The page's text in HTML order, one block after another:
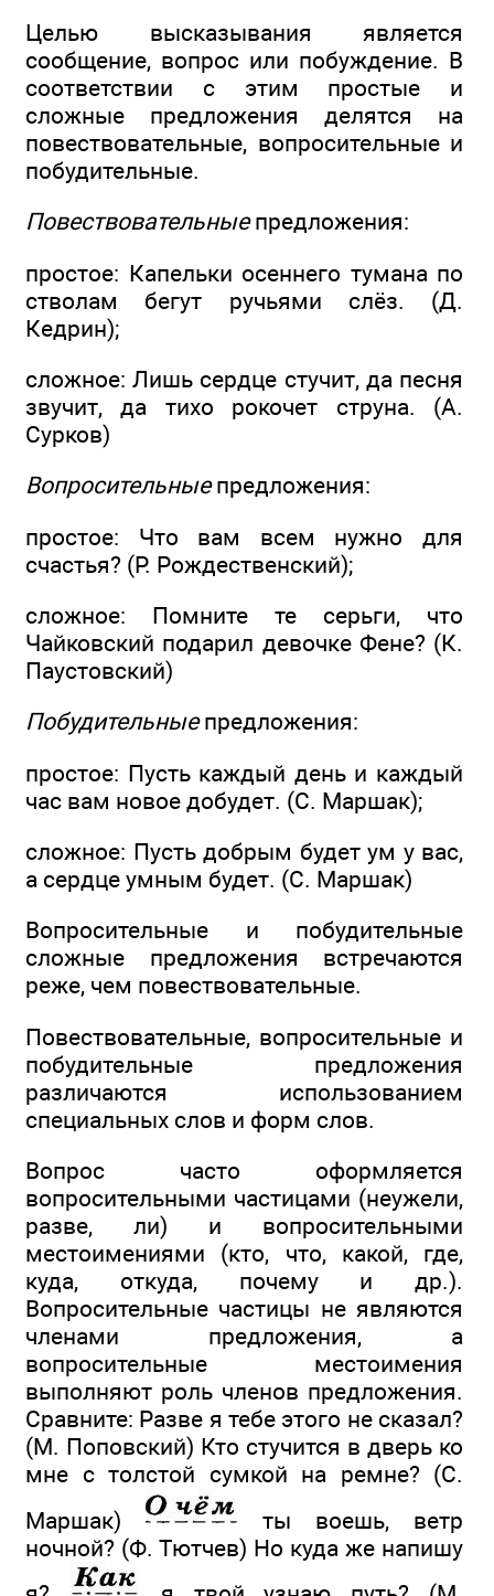
Целью высказывания является
сообщение, вопрос или побуждение. В
соответствии с этим простые и
сложные предложения делятся на
повествовательные, вопросительные и
побудительные.
Повествовательныепредложения:
простое: Капельки осеннего тумана по
стволам бегут ручьями слёз. (Д.
Кедрин);
сложное: Лишь сердце стучит, да песня
звучит, да тихо рокочет струна. (А.
Сурков)
Вопросительныепредложения:
простое: Что вам всем нужно для
счастья? (Р. Рождественский);
сложное: Помните те серьги, что
Чайковский подарил девочке Фене? (К.
Паустовский)
Побудительныепредложения:
простое: Пусть каждый день и каждый
час вам новое добудет. (С. Маршак);
сложное: Пусть добрым будет ум у вас,
а сердце умным будет. (С. Маршак)
Вопросительные и побудительные
сложные предложения встречаются
реже, чем повествовательные.
Повествовательные, вопросительные и
побудительные предложения
различаются использованием
специальных слов и форм слов.
Вопрос часто оформляется
вопросительными частицами (неужели,
разве, ли) и вопросительными
местоимениями (кто, что, какой, где,
куда, откуда, почему и др.).
Вопросительные частицы не являются
членами предложения, а
вопросительные местоимения
выполняют роль членов предложения.
Сравните: Разве я тебе этого не сказал?
(М. Поповский) Кто стучится в дверь ко
мне с толстой сумкой на ремне? (С.
Маршак)
ты воешь, ветр
ночной? (Ф. Тютчев) Но куда же напишу